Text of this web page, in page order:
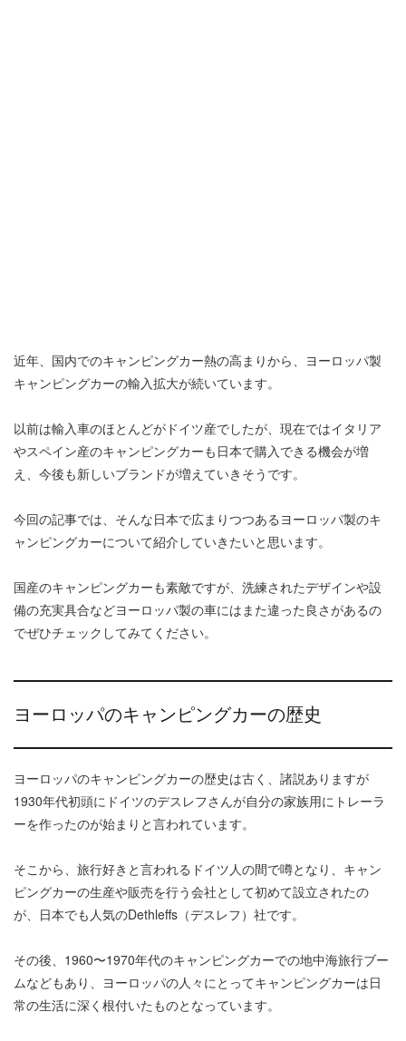
近年、国内でのキャンピングカー熱の高まりから、ヨーロッパ製
キャンピングカーの輸入拡大が続いています。
以前は輸入車のほとんどがドイツ産でしたが、現在ではイタリア
やスペイン産のキャンピングカーも日本で購入できる機会が増
え、今後も新しいブランドが増えていきそうです。
今回の記事では、そんな日本で広まりつつあるヨーロッパ製のキ
ャンピングカーについて紹介していきたいと思います。
国産のキャンピングカーも素敵ですが、洗練されたデザインや設
備の充実具合などヨーロッパ製の車にはまた違った良さがあるの
でぜひチェックしてみてください。
ヨーロッパのキャンピングカーの歴史
ヨーロッパのキャンピングカーの歴史は古く、諸説ありますが
1930年代初頭にドイツのデスレフさんが自分の家族用にトレーラ
ーを作ったのが始まりと言われています。
そこから、旅行好きと言われるドイツ人の間で噂となり、キャン
ピングカーの生産や販売を行う会社として初めて設立されたの
が、日本でも人気のDethleffs（デスレフ）社です。
その後、1960〜1970年代のキャンピングカーでの地中海旅行ブー
ムなどもあり、ヨーロッパの人々にとってキャンピングカーは日
常の生活に深く根付いたものとなっています。